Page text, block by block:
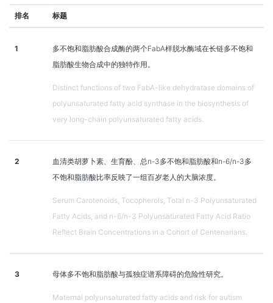
排名 标题
1
多不饱和脂肪酸合成酶的两个FabA样脱水酶域在长链多不饱和
脂肪酸生物合成中的独特作用。
Distinct functions of two FabA-like dehydratase domains of
polyunsaturated fatty acid synthase in the biosynthesis of
very long-chain polyunsaturated fatty acids.
2
血清类胡萝卜素、生育酚、总n-3多不饱和脂肪酸和n-6/n-3多
不饱和脂肪酸比率反映了一组百岁老人的大脑浓度。
Serum Carotenoids, Tocopherols, Total n-3 Polyunsaturated
Fatty Acids, and n-6/n-3 Polyunsaturated Fatty Acid Ratio
Reflect Brain Concentrations in a Cohort of Centenarians.
3 母体多不饱和脂肪酸与孤独症谱系障碍的危险性研究。
Maternal polyunsaturated fatty acids and risk for autism